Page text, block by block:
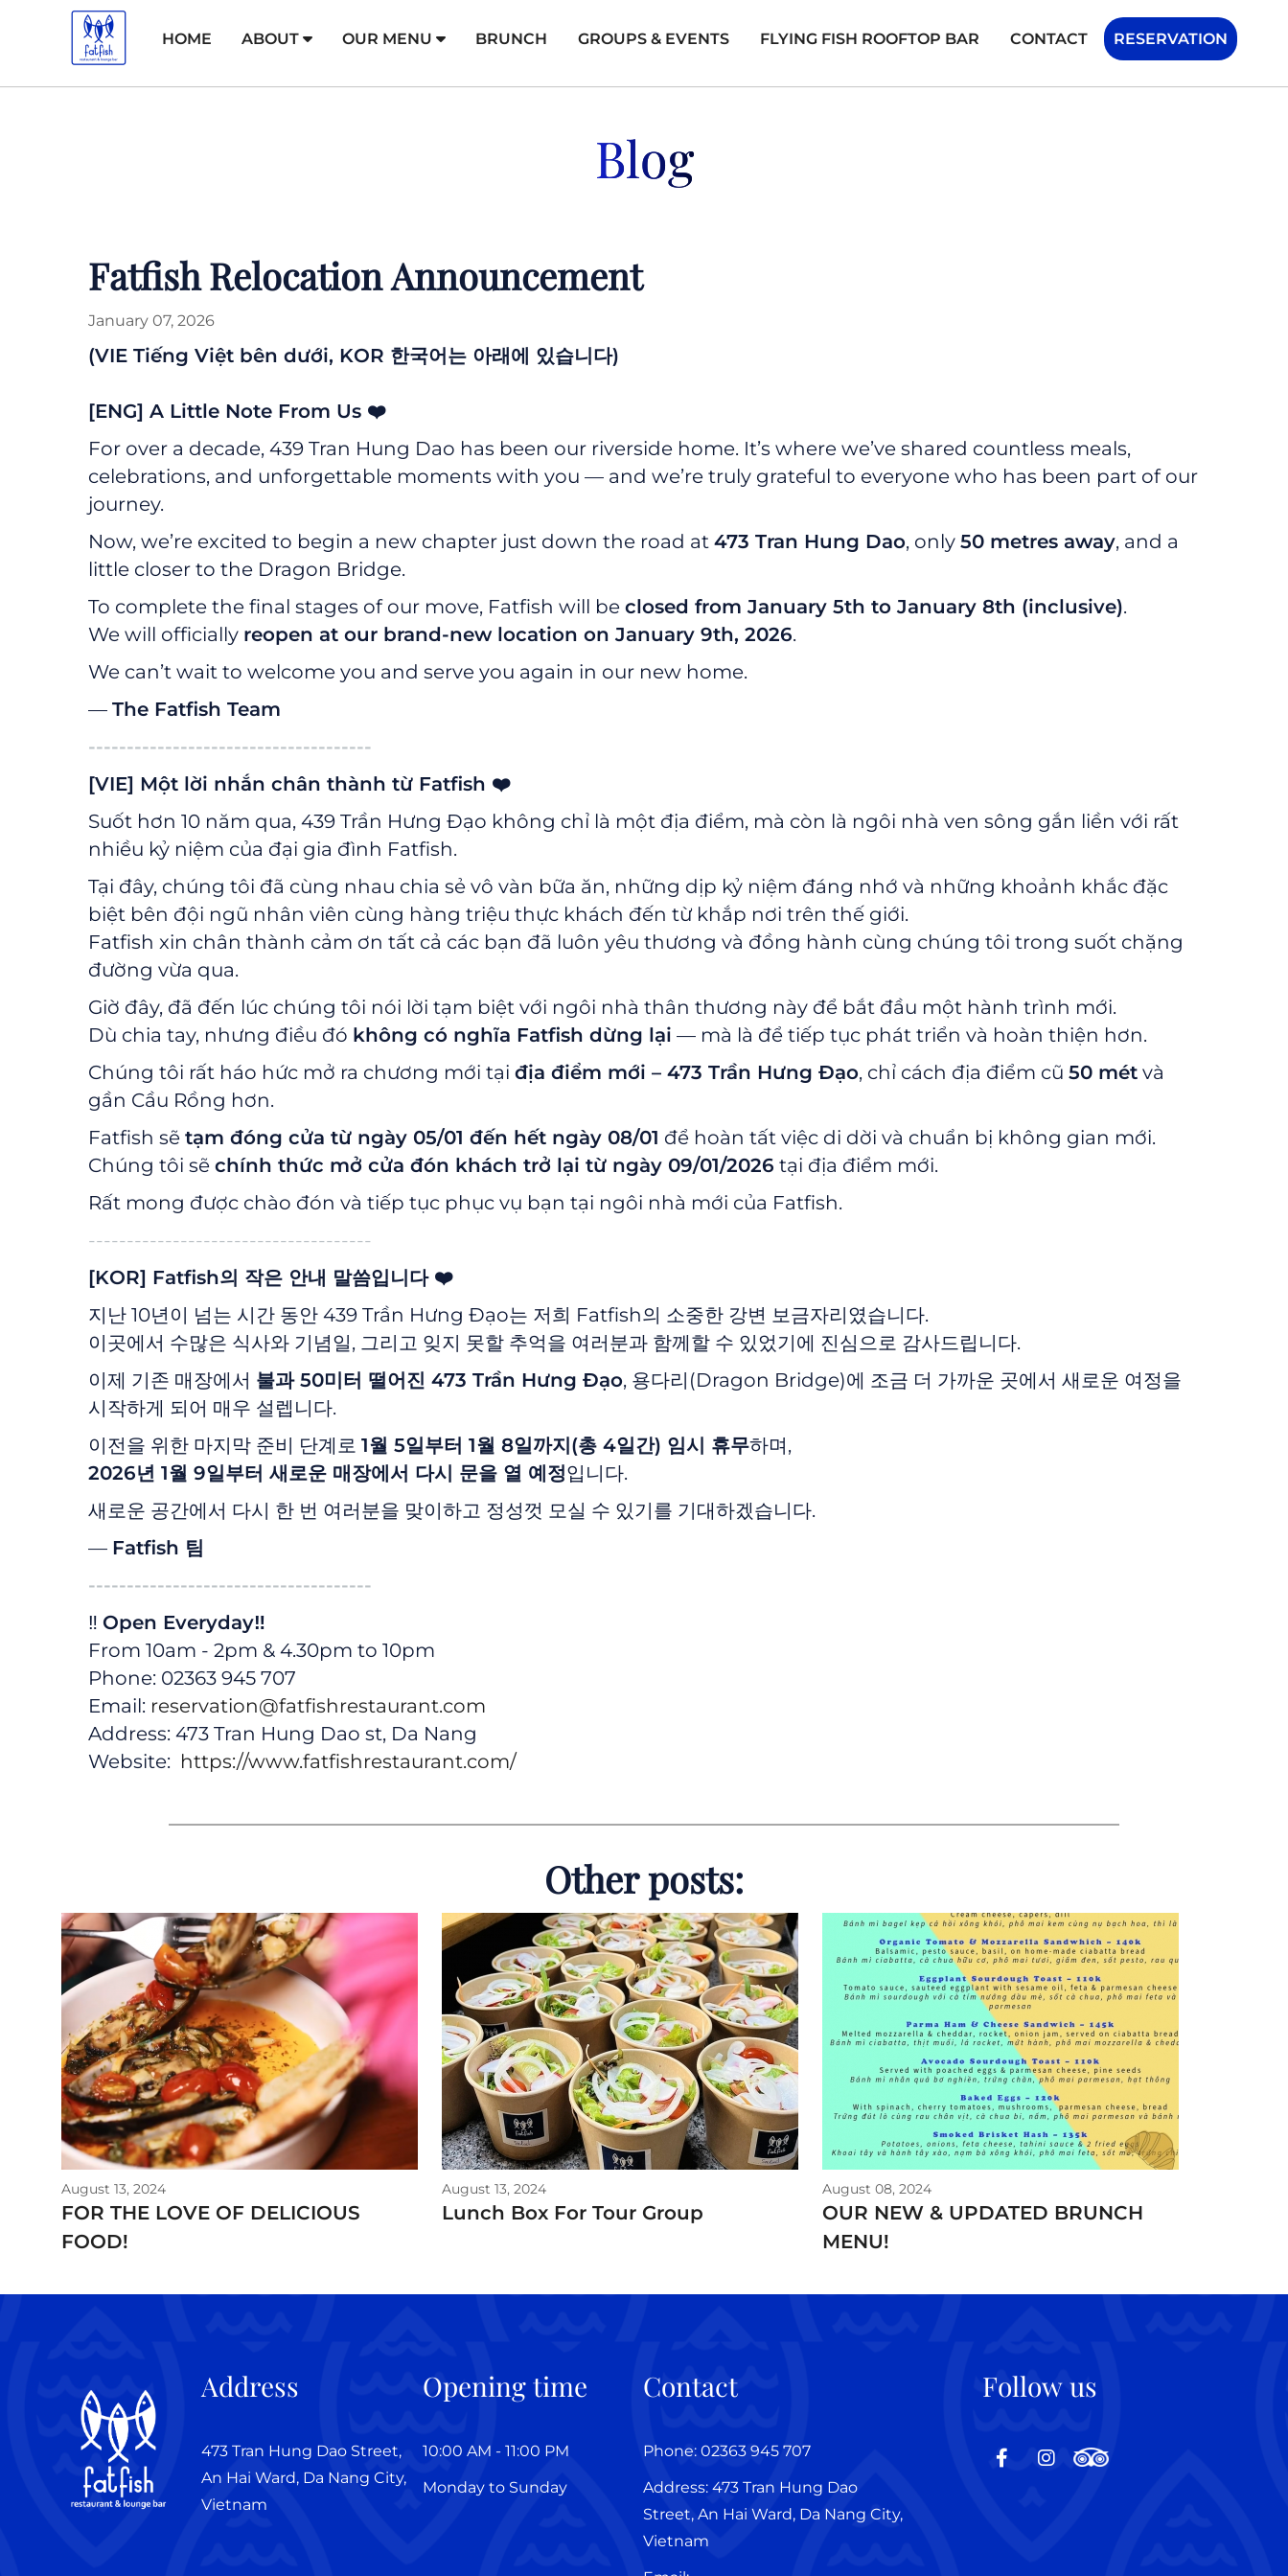
HOME ABOUT OUR MENU BRUNCH GROUPS & EVENTS FLYING FISH ROOFTOP BAR CONTACT RESERVATION
Blog
Fatfish Relocation Announcement
January 07, 2026
(VIE Tiếng Việt bên dưới, KOR 한국어는 아래에 있습니다)
[ENG] A Little Note From Us ❤️
For over a decade, 439 Tran Hung Dao has been our riverside home. It’s where we’ve shared countless meals,
celebrations, and unforgettable moments with you — and we’re truly grateful to everyone who has been part of our
journey.
Now, we’re excited to begin a new chapter just down the road at 473 Tran Hung Dao, only 50 metres away, and a
little closer to the Dragon Bridge.
To complete the final stages of our move, Fatfish will be closed from January 5th to January 8th (inclusive).
We will officially reopen at our brand-new location on January 9th, 2026.
We can’t wait to welcome you and serve you again in our new home.
— The Fatfish Team
-------------------------------------
[VIE] Một lời nhắn chân thành từ Fatfish ❤️
Suốt hơn 10 năm qua, 439 Trần Hưng Đạo không chỉ là một địa điểm, mà còn là ngôi nhà ven sông gắn liền với rất
nhiều kỷ niệm của đại gia đình Fatfish.
Tại đây, chúng tôi đã cùng nhau chia sẻ vô vàn bữa ăn, những dịp kỷ niệm đáng nhớ và những khoảnh khắc đặc
biệt bên đội ngũ nhân viên cùng hàng triệu thực khách đến từ khắp nơi trên thế giới.
Fatfish xin chân thành cảm ơn tất cả các bạn đã luôn yêu thương và đồng hành cùng chúng tôi trong suốt chặng
đường vừa qua.
Giờ đây, đã đến lúc chúng tôi nói lời tạm biệt với ngôi nhà thân thương này để bắt đầu một hành trình mới.
Dù chia tay, nhưng điều đó không có nghĩa Fatfish dừng lại — mà là để tiếp tục phát triển và hoàn thiện hơn.
Chúng tôi rất háo hức mở ra chương mới tại địa điểm mới – 473 Trần Hưng Đạo, chỉ cách địa điểm cũ 50 mét và
gần Cầu Rồng hơn.
Fatfish sẽ tạm đóng cửa từ ngày 05/01 đến hết ngày 08/01 để hoàn tất việc di dời và chuẩn bị không gian mới.
Chúng tôi sẽ chính thức mở cửa đón khách trở lại từ ngày 09/01/2026 tại địa điểm mới.
Rất mong được chào đón và tiếp tục phục vụ bạn tại ngôi nhà mới của Fatfish.
-------------------------------------
[KOR] Fatfish의 작은 안내 말씀입니다 ❤️
지난 10년이 넘는 시간 동안 439 Trần Hưng Đạo는 저희 Fatfish의 소중한 강변 보금자리였습니다.
이곳에서 수많은 식사와 기념일, 그리고 잊지 못할 추억을 여러분과 함께할 수 있었기에 진심으로 감사드립니다.
이제 기존 매장에서 불과 50미터 떨어진 473 Trần Hưng Đạo, 용다리(Dragon Bridge)에 조금 더 가까운 곳에서 새로운 여정을
시작하게 되어 매우 설렙니다.
이전을 위한 마지막 준비 단계로 1월 5일부터 1월 8일까지(총 4일간) 임시 휴무하며,
2026년 1월 9일부터 새로운 매장에서 다시 문을 열 예정입니다.
새로운 공간에서 다시 한 번 여러분을 맞이하고 정성껏 모실 수 있기를 기대하겠습니다.
— Fatfish 팀
-------------------------------------
‼️ Open Everyday‼️
From 10am - 2pm & 4.30pm to 10pm
Phone: 02363 945 707
Email: reservation@fatfishrestaurant.com
Address: 473 Tran Hung Dao st, Da Nang
Website: https://www.fatfishrestaurant.com/
Other posts:
August 13, 2024
FOR THE LOVE OF DELICIOUS
FOOD!
August 13, 2024
Lunch Box For Tour Group
August 08, 2024
OUR NEW & UPDATED BRUNCH
MENU!
Address
473 Tran Hung Dao Street,
An Hai Ward, Da Nang City,
Vietnam
Opening time
10:00 AM - 11:00 PM
Monday to Sunday
Contact
Phone: 02363 945 707
Address: 473 Tran Hung Dao
Street, An Hai Ward, Da Nang City,
Vietnam
Follow us